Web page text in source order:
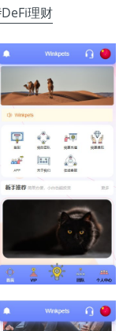
理财